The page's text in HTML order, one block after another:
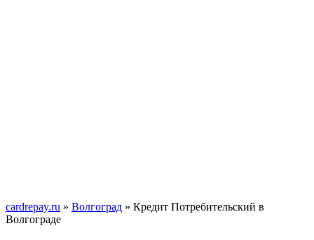
cardrepay.ru » Волгоград » Кредит Потребительский в
Волгограде